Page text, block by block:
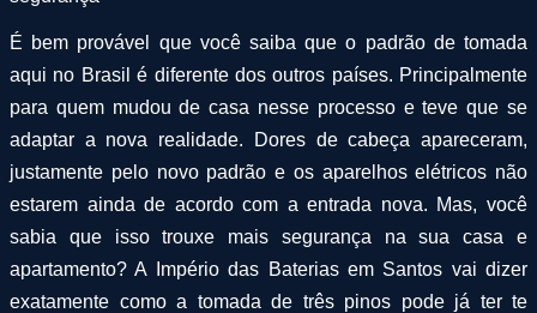
É bem provável que você saiba que o padrão de tomada
aqui no Brasil é diferente dos outros países. Principalmente
para quem mudou de casa nesse processo e teve que se
adaptar a nova realidade. Dores de cabeça apareceram,
justamente pelo novo padrão e os aparelhos elétricos não
estarem ainda de acordo com a entrada nova. Mas, você
sabia que isso trouxe mais segurança na sua casa e
apartamento? A Império das Baterias em Santos vai dizer
exatamente como a tomada de três pinos pode já ter te